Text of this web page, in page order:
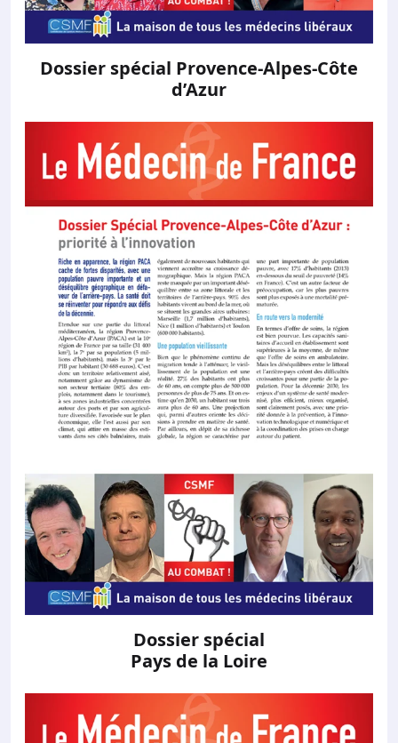
Dossier spécial Provence-Alpes-Côte
d’Azur
Dossier spécial
Pays de la Loire